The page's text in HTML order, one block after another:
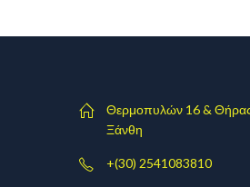
Θερμοπυλών 16 &
Ξάνθη
+(30) 2541083810